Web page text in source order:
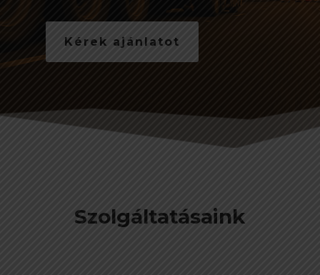
Kérek ajánlatot
Szolgáltatásaink